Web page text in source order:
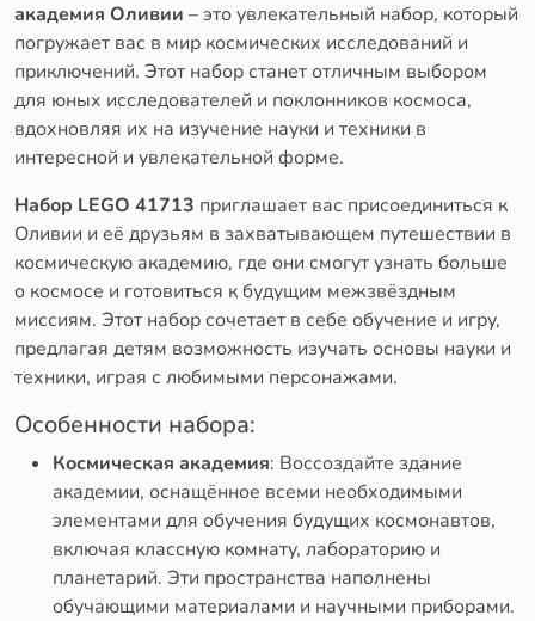
академия Оливии – это увлекательный набор, который
погружает вас в мир космических исследований и
приключений. Этот набор станет отличным выбором
для юных исследователей и поклонников космоса,
вдохновляя их на изучение науки и техники в
интересной и увлекательной форме.
Набор LEGO 41713 приглашает вас присоединиться к
Оливии и её друзьям в захватывающем путешествии в
космическую академию, где они смогут узнать больше
о космосе и готовиться к будущим межзвёздным
миссиям. Этот набор сочетает в себе обучение и игру,
предлагая детям возможность изучать основы науки и
техники, играя с любимыми персонажами.
Особенности набора:
Космическая академия: Воссоздайте здание
академии, оснащённое всеми необходимыми
элементами для обучения будущих космонавтов,
включая классную комнату, лабораторию и
планетарий. Эти пространства наполнены
обучающими материалами и научными приборами.